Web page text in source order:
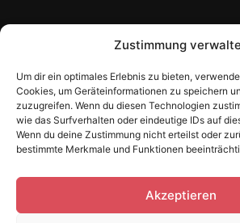
Zustimmung
Um dir ein optimales Erlebnis zu bieten,
Cookies, um Geräteinformationen zu speichern
zuzugreifen. Wenn du diesen Technologien
wie das Surfverhalten oder eindeutige IDs auf
Wenn du deine Zustimmung nicht erteilst oder
bestimmte Merkmale und Funktionen
Akzeptieren
FOLGT UNS